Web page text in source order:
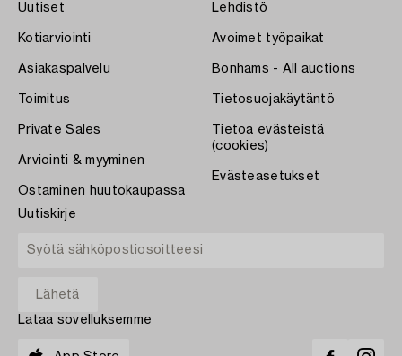
Uutiset
Kotiarviointi
Asiakaspalvelu
Toimitus
Private Sales
Arviointi & myyminen
Ostaminen huutokaupassa
Lehdistö
Avoimet työpaikat
Bonhams - All auctions
Tietosuojakäytäntö
Tietoa evästeistä
(cookies)
Evästeasetukset
Uutiskirje
Lataa sovelluksemme